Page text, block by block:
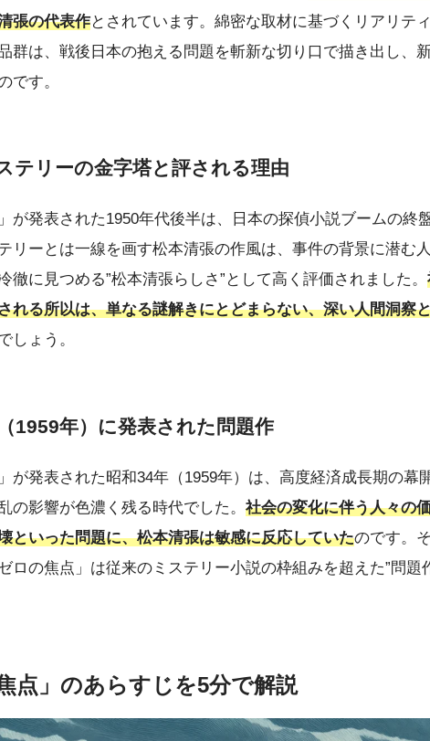
張の代表作とされています。綿密な取材に基づくリアリテ
群は、戦後日本の抱える問題を斬新な切り口で描き出し、
です。
テリーの金字塔と評される理由
が発表された1950年代後半は、日本の探偵小説ブームの終
リーとは一線を画す松本清張の作風は、事件の背景に潜む人
徹に見つめる”松本清張らしさ”として高く評価されました。
れる所以は、単なる謎解きにとどまらない、深い人間洞察
しょう。
1959年）に発表された問題作
が発表された昭和34年（1959年）は、高度経済成長期の幕
の影響が色濃く残る時代でした。 社会の変化に伴う人々の
といった問題に、松本清張は敏感に反応していたのです。
ロの焦点」は従来のミステリー小説の枠組みを超えた”問題
点」のあらすじを5分で解説